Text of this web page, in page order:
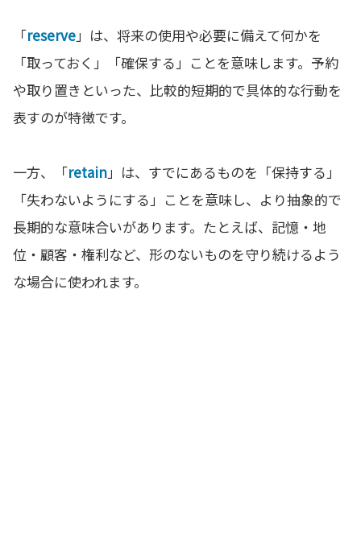
「reserve」は、将来の使用や必要に備えて何かを
「取っておく」「確保する」ことを意味します。予約
や取り置きといった、比較的短期的で具体的な行動を
表すのが特徴です。
一方、「retain」は、すでにあるものを「保持する」
「失わないようにする」ことを意味し、より抽象的で
長期的な意味合いがあります。たとえば、記憶・地
位・顧客・権利など、形のないものを守り続けるよう
な場合に使われます。